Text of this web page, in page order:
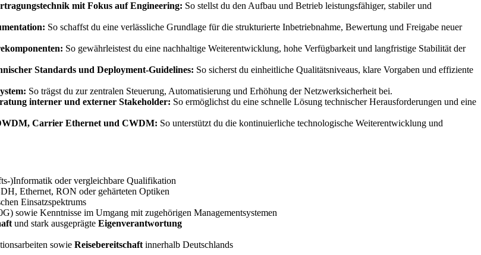
mit Fokus auf Engineering: So stellst du den Aufbau und Betrieb leistungsfähiger, stabiler und
So schaffst du eine verlässliche Grundlage für die strukturierte Inbetriebnahme, Bewertung und Freigabe neuer
So gewährleistest du eine nachhaltige Weiterentwicklung, hohe Verfügbarkeit und langfristige Stabilität der
Standards und Deployment-Guidelines: So sicherst du einheitliche Qualitätsniveaus, klare Vorgaben und effiziente
So trägst du zur zentralen Steuerung, Automatisierung und Erhöhung der Netzwerksicherheit bei.
interner und externer Stakeholder: So ermöglichst du eine schnelle Lösung technischer Herausforderungen und eine
Carrier Ethernet und CWDM: So unterstützt du die kontinuierliche technologische Weiterentwicklung und
)Informatik oder vergleichbare Qualifikation
Ethernet, RON oder gehärteten Optiken
Einsatzspektrums
sowie Kenntnisse im Umgang mit zugehörigen Managementsystemen
und stark ausgeprägte Eigenverantwortung
sowie Reisebereitschaft innerhalb Deutschlands